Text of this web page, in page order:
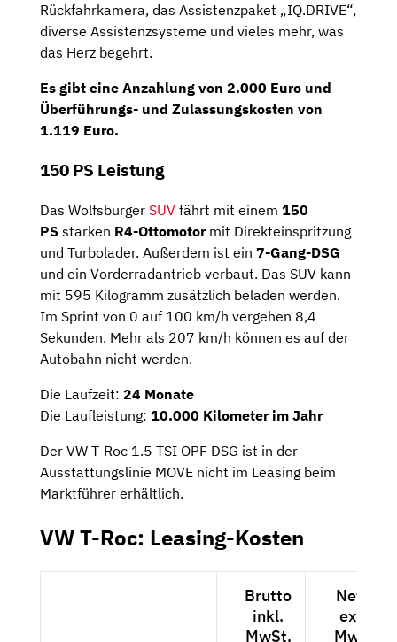
Rückfahrkamera, das Assistenzpaket „IQ.DRIVE“,
diverse Assistenzsysteme und vieles mehr, was
das Herz begehrt.
Es gibt eine Anzahlung von 2.000 Euro und
Überführungs- und Zulassungskosten von
1.119 Euro.
150 PS Leistung
Das Wolfsburger SUV fährt mit einem 150
PS starken R4-Ottomotormit Direkteinspritzung
und Turbolader. Außerdem ist ein 7-Gang-DSG
und ein Vorderradantrieb verbaut. Das SUV kann
mit 595 Kilogramm zusätzlich beladen werden.
Im Sprint von 0 auf 100 km/h vergehen 8,4
Sekunden. Mehr als 207 km/h können es auf der
Autobahn nicht werden.
Die Laufzeit: 24 Monate
Die Laufleistung: 10.000 Kilometer im Jahr
Der VW T-Roc 1.5 TSI OPF DSG ist in der
Ausstattungslinie MOVE nicht im Leasing beim
Marktführer erhältlich.
VW T-Roc: Leasing-Kosten
Brutto
inkl.
MwSt.
Netto
exkl.
MwSt.